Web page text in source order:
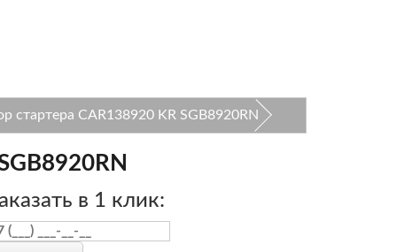
стартера CAR138920 KR SGB8920RN
в 1 клик: